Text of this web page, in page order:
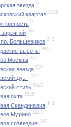
звезда 0
квартал 1039
крепость 0
заречной 564
Большевиков 243
высоты 3845
Москвы 242
звезда 237
дуэт 719
стиль 4320
охта 1525
Скандинавия 441
Мурино 1213
созвездие 347